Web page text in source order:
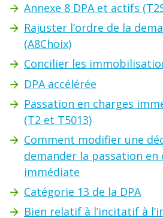
Annexe 8 DPA et actifs
Rajuster l’ordre de la
(A8Choix)
Concilier les
DPA accélérée
Passation en charges
(T2 et T5013)
Comment modifier une
demander la passation en
immédiate
Catégorie 13 de la DPA
Bien relatif à l’incitatif à